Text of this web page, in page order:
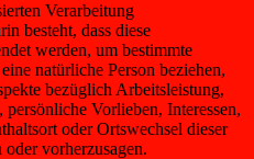
Verarbeitung
besteht, dass diese
werden, um bestimmte
natürliche Person beziehen,
bezüglich Arbeitsleistung,
Vorlieben, Interessen,
oder Ortswechsel dieser
vorherzusagen.